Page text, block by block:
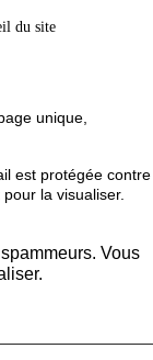
du site
unique,
est protégée contre
la visualiser.
Vous